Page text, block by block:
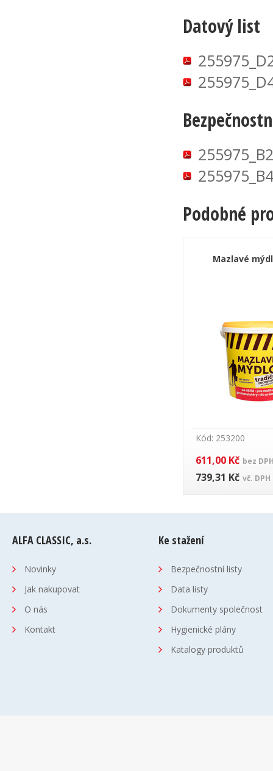
Datový list
Podobné
Mazlavé
Kód: 253200
611,00 Kč bez
739,31 Kč vč. DPH
ALFA CLASSIC, a.s.
Novinky
Jak nakupovat
O nás
Kontakt
Ke stažení
Bezpečnostní listy
Data listy
Dokumenty společnost
Hygienické plány
Katalogy produktů